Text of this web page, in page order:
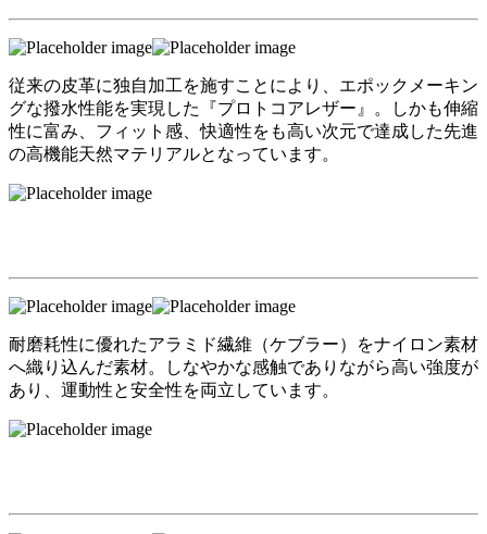
従来の皮革に独自加工を施すことにより、エポックメーキン
グな撥水性能を実現した『プロトコアレザー』。しかも伸縮
性に富み、フィット感、快適性をも高い次元で達成した先進
の高機能天然マテリアルとなっています。
耐磨耗性に優れたアラミド繊維（ケブラー）をナイロン素材
へ織り込んだ素材。しなやかな感触でありながら高い強度が
あり、運動性と安全性を両立しています。